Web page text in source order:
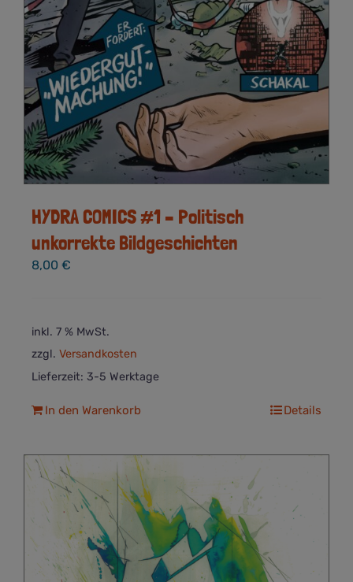
HYDRA COMICS #1 – Politisch
unkorrekte Bildgeschichten
8,00 €
inkl. 7 % MwSt.
zzgl. Versandkosten
Lieferzeit: 3-5 Werktage
In den Warenkorb Details